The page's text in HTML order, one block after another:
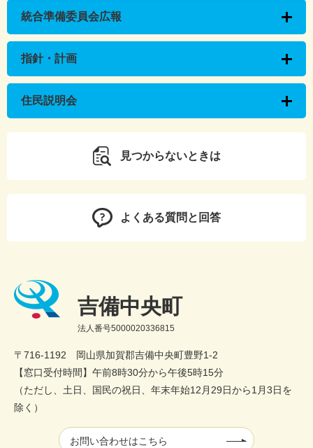
統合準備委員会広報
指針・計画
住民説明会
見つからないときは
よくある質問と回答
吉備中央町
法人番号5000020336815
〒716-1192 岡山県加賀郡吉備中央町豊野1-2
【窓口受付時間】午前8時30分から午後5時15分
（ただし、土日、国民の祝日、年末年始12月29日から1月3日を
除く）
お問い合わせはこちら